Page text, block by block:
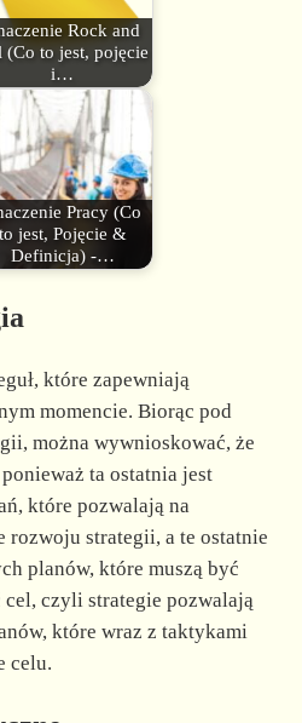
Rock and
(Co to jest, pojęcie
i…
Pracy (Co
to jest, Pojęcie &
Definicja) -…
które zapewniają
momencie. Biorąc pod
można wywnioskować, że
ta ostatnia jest
które pozwalają na
rozwoju strategii, a te ostatnie
planów, które muszą być
czyli strategie pozwalają
które wraz z taktykami
celu.